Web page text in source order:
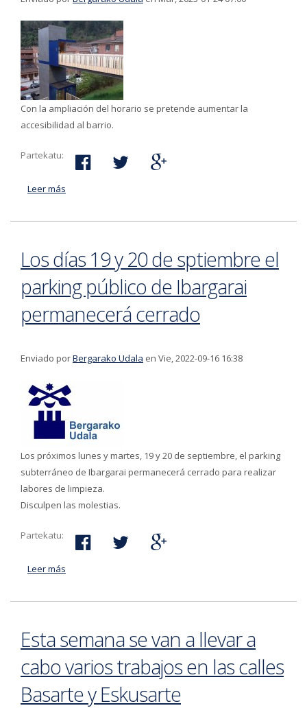
Con la ampliación del horario se pretende aumentar la
accesibilidad al barrio.
Partekatu:
Leer más
Los días 19 y 20 de sptiembre el
parking público de Ibargarai
permanecerá cerrado
Enviado porBergarako Udala en Vie, 2022-09-16 16:38
Los próximos lunes y martes, 19 y 20 de septiembre, el parking
subterráneo de Ibargarai permanecerá cerrado para realizar
labores de limpieza.
Disculpen las molestias.
Partekatu:
Leer más
Esta semana se van a llevar a
cabo varios trabajos en las calles
Basarte y Eskusarte